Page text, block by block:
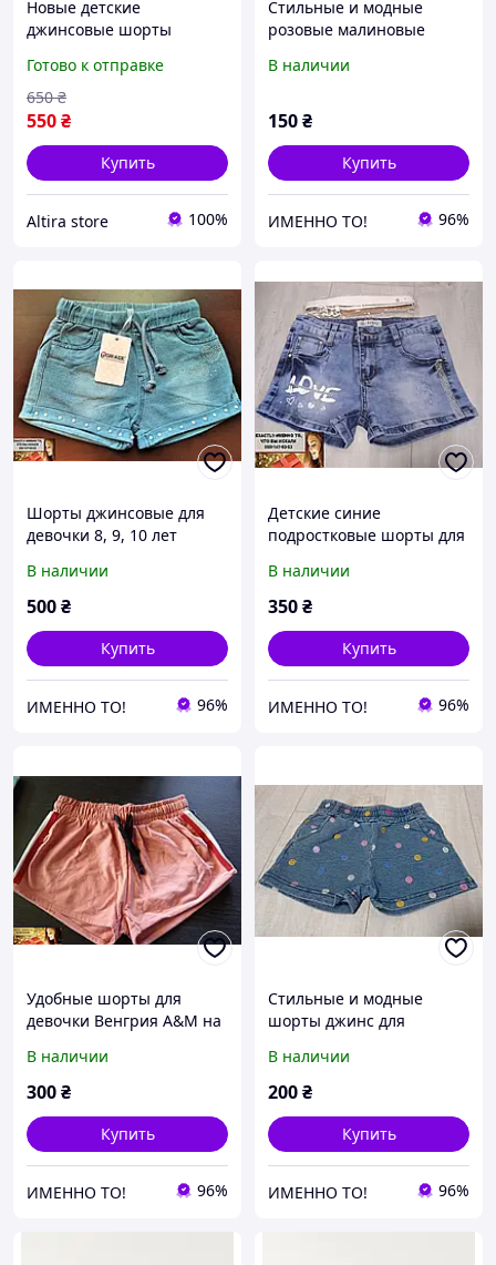
Новые детские
джинсовые шорты
свободные шорты с
сердечками, летние
шорты на резинке для
девочки, 5-6
Готово к отправке
550₴
650 ₴
Купить
Altira store 100%
Стильные и модные
розовые малиновые
девочки Венгрия Sincere
В наличии
150₴
Купить
ИМЕННО ТО! 96%
Шорты джинсовые для
девочки 8, 9, 10 лет
В наличии
500₴
Купить
ИМЕННО ТО! 96%
Детские синие
подростковые шорты для
Венгрия A&M 7-10 лет
В наличии
350₴
Купить
ИМЕННО ТО! 96%
Удобные шорты для
девочки Венгрия A&M на
В наличии
300₴
Купить
ИМЕННО ТО! 96%
Стильные и модные
шорты джинс для
1-5 лет
В наличии
200₴
Купить
ИМЕННО ТО! 96%